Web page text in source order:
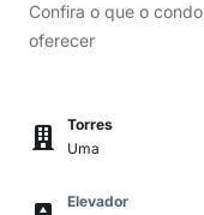
Confira o que o
oferecer
Torres
Uma
Elevador